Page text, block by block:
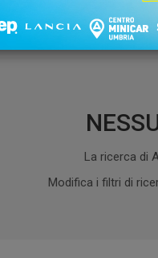
La ricerca di
Modifica i filtri di